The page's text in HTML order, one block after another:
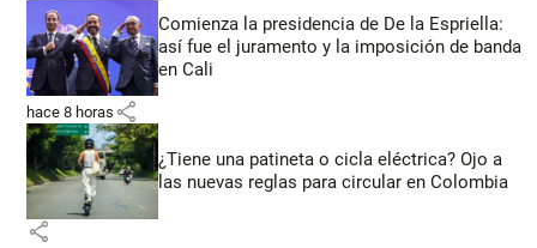
Comienza la presidencia de De la Espriella:
así fue el juramento y la imposición de banda
en Cali
hace 8 horas share
¿Tiene una patineta o cicla eléctrica? Ojo a
las nuevas reglas para circular en Colombia
share